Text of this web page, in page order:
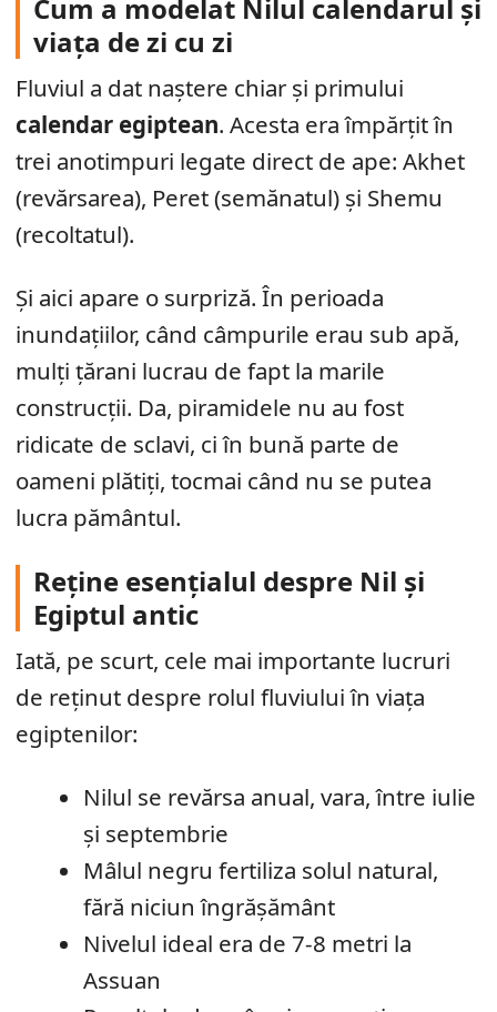
Cum a modelat Nilul calendarul și
viața de zi cu zi
Fluviul a dat naștere chiar și primului
calendar egiptean. Acesta era împărțit în
trei anotimpuri legate direct de ape: Akhet
(revărsarea), Peret (semănatul) și Shemu
(recoltatul).
Și aici apare o surpriză. În perioada
inundațiilor, când câmpurile erau sub apă,
mulți țărani lucrau de fapt la marile
construcții. Da, piramidele nu au fost
ridicate de sclavi, ci în bună parte de
oameni plătiți, tocmai când nu se putea
lucra pământul.
Reține esențialul despre Nil și
Egiptul antic
Iată, pe scurt, cele mai importante lucruri
de reținut despre rolul fluviului în viața
egiptenilor:
Nilul se revărsa anual, vara, între iulie
și septembrie
Mâlul negru fertiliza solul natural,
fără niciun îngrășământ
Nivelul ideal era de 7-8 metri la
Assuan